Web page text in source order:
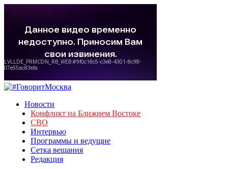
Новости
Конфликт на Ближнем Востоке
СВО
Интервью
Программы и ведущие
Сетка вещания
Редакция